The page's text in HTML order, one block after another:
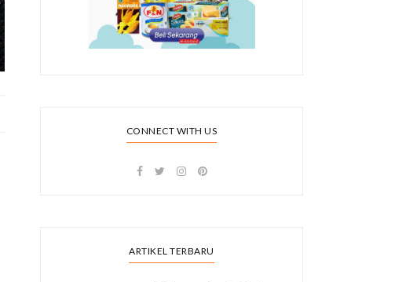
CONNECT WITH US
ARTIKEL TERBARU